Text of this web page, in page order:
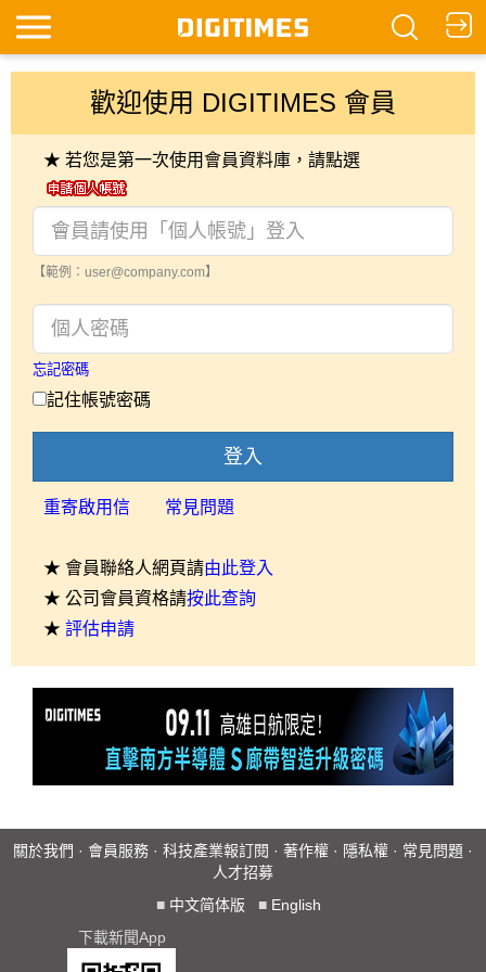
歡迎使用 DIGITIMES 會員
★ 若您是第一次使用會員資料庫，請點選
【範例：user@company.com】
忘記密碼
記住帳號密碼
登入
重寄啟用信 常見問題
★ 會員聯絡人網頁請由此登入
★ 公司會員資格請按此查詢
★ 評估申請
關於我們 · 會員服務 · 科技產業報訂閱 · 著作權 · 隱私權 · 常見問題 ·
人才招募
■ 中文简体版 ■ English
下載新聞App